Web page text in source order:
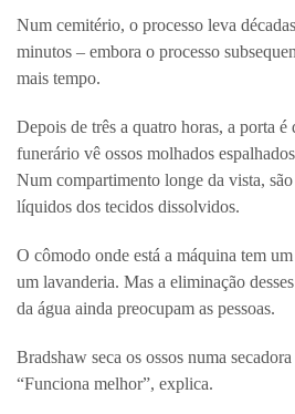
Num cemitério, o processo leva
minutos – embora o processo
mais tempo.
Depois de três a quatro horas, a porta é
funerário vê ossos molhados
Num compartimento longe da vista,
líquidos dos tecidos dissolvidos.
O cômodo onde está a máquina tem
um lavanderia. Mas a eliminação
da água ainda preocupam as pessoas.
Bradshaw seca os ossos numa
“Funciona melhor”, explica.